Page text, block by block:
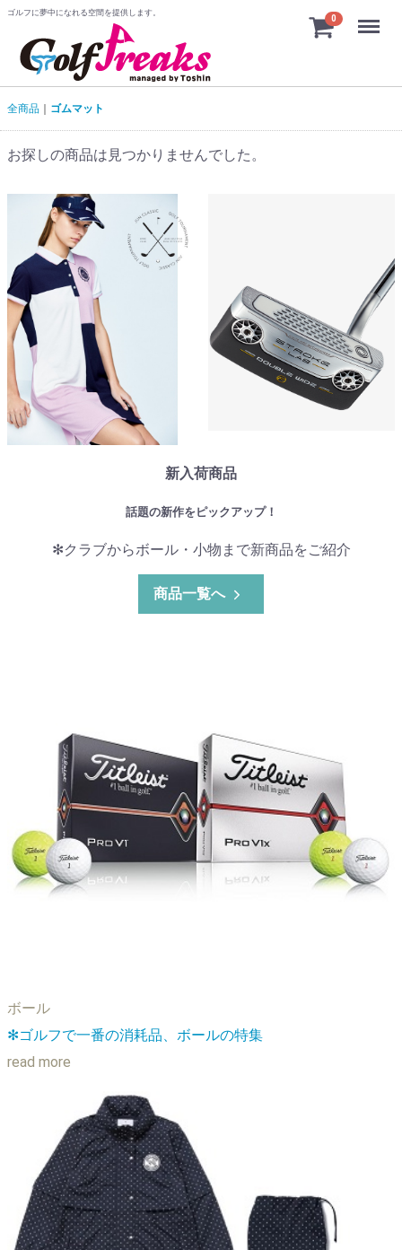
ゴルフに夢中になれる空間を提供します。
0 Menu
全商品 ゴムマット
お探しの商品は見つかりませんでした。
新入荷商品
話題の新作をピックアップ！
✻クラブからボール・小物まで新商品をご紹介
商品一覧へ
ボール
✻ゴルフで一番の消耗品、ボールの特集
read more